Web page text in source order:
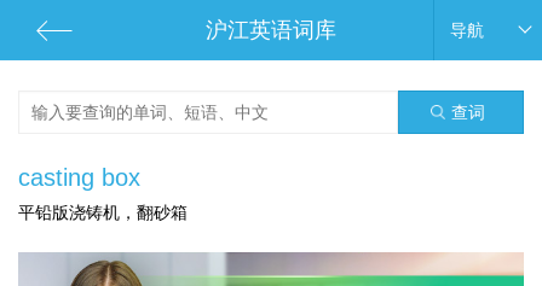
沪江英语词库 导航
查词
casting box
平铅版浇铸机，翻砂箱